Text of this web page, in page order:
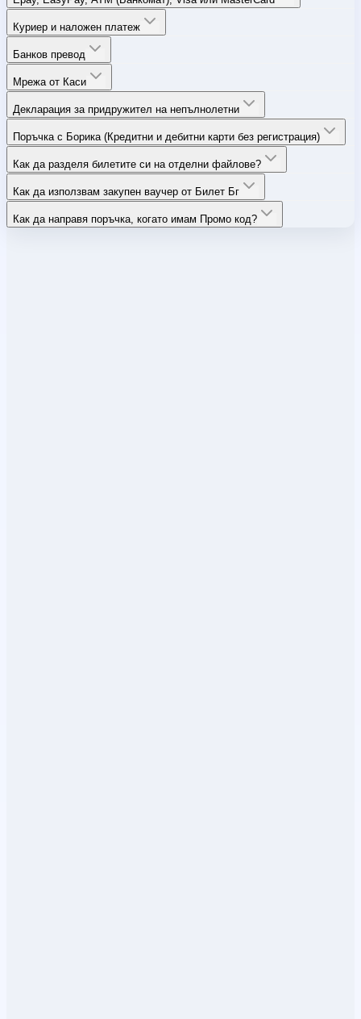
Куриер и наложен платеж
Банков превод
Мрежа от Каси
Декларация за придружител на непълнолетни
Поръчка с Борика (Кредитни и дебитни карти без регистрация)
Как да разделя билетите си на отделни файлове?
Как да използвам закупен ваучер от Билет Бг
Как да направя поръчка, когато имам Промо код?